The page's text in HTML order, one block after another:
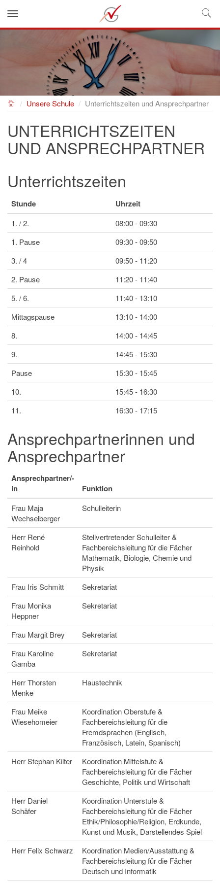
NEUES GYMNASIUM
Unsere Schule Unterrichtszeiten und Ansprechpartner
UNTERRICHTSZEITEN
UND ANSPRECHPARTNER
Unterrichtszeiten
Stunde Uhrzeit
1. / 2.
08:00 - 09:30
1. Pause
09:30 - 09:50
3. / 4
09:50 - 11:20
2. Pause
11:20 - 11:40
5. / 6.
11:40 - 13:10
Mittagspause
13:10 - 14:00
8.
14:00 - 14:45
9.
14:45 - 15:30
Pause
15:30 - 15:45
10.
15:45 - 16:30
11.
16:30 - 17:15
Ansprechpartnerinnen und
Ansprechpartner
Ansprechpartner/-
in
Funktion
Frau Maja
Wechselberger
Schulleiterin
Herr René
Reinhold
Stellvertretender Schulleiter &
Fachbereichsleitung für die Fächer
Mathematik, Biologie, Chemie und
Physik
Frau Iris Schmitt
Sekretariat
Frau Monika
Heppner
Sekretariat
Frau Margit Brey
Sekretariat
Frau Karoline
Gamba
Sekretariat
Herr Thorsten
Menke
Haustechnik
Frau Meike
Wiesehomeier
Koordination Oberstufe &
Fachbereichsleitung für die
Fremdsprachen (Englisch,
Französisch, Latein, Spanisch)
Herr Stephan Kilter
Koordination Mittelstufe &
Fachbereichsleitung für die Fächer
Geschichte, Politik und Wirtschaft
Herr Daniel
Schäfer
Koordination Unterstufe &
Fachbereichsleitung für die Fächer
Ethik/Philosophie/Religion, Erdkunde,
Kunst und Musik, Darstellendes Spiel
Herr Felix Schwarz
Koordination Medien/Ausstattung &
Fachbereichsleitung für die Fächer
Deutsch und Informatik